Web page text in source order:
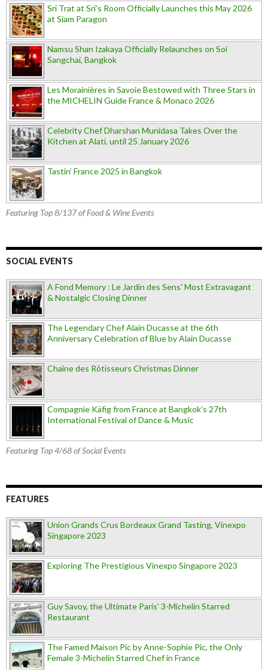
Sri Trat at Sri’s Room Officially Launches this May 2026
at Siam Paragon
Namsu Shan Izakaya Officially Relaunches on Soi
Sangchai, Bangkok
Les Morainières in Savoie Bestowed with Three Stars in
the MICHELIN Guide France & Monaco 2026
Celebrity Chef Dharshan Munidasa Takes Over the
Kitchen at Alati, until 25 January 2026
Tastin’ France 2025 in Bangkok
Featuring Top 8/137 of Food & Wine Events
SOCIAL EVENTS
A Fond Memory : Le Jardin des Sens' Most Extravagant
& Nostalgic Closing Dinner
The Legendary Chef Alain Ducasse at the 6th
Anniversary Celebration of Blue by Alain Ducasse
Chaîne des Rôtisseurs Christmas Dinner
Compagnie Käfig from France at Bangkok’s 27th
International Festival of Dance & Music
Featuring Top 4/68 of Social Events
FEATURES
Union Grands Crus Bordeaux Grand Tasting, Vinexpo
Singapore 2023
Exploring The Prestigious Vinexpo Singapore 2023
Guy Savoy, the Ultimate Paris' 3-Michelin Starred
Restaurant
The Famed Maison Pic by Anne-Sophie Pic, the Only
Female 3-Michelin Starred Chef in France